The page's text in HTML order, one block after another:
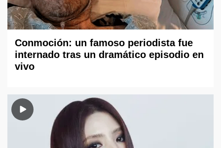
Conmoción: un famoso periodista fue
internado tras un dramático episodio en
vivo